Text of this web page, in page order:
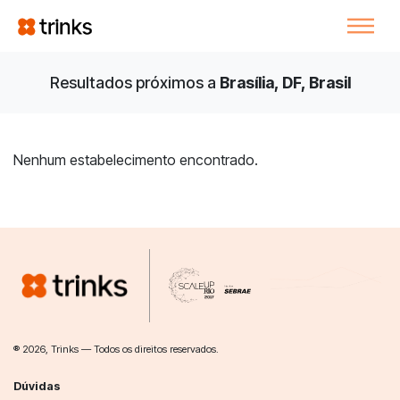
Resultados próximos a Brasília, DF, Brasil
Nenhum estabelecimento encontrado.
® 2026, Trinks — Todos os direitos reservados.
Dúvidas